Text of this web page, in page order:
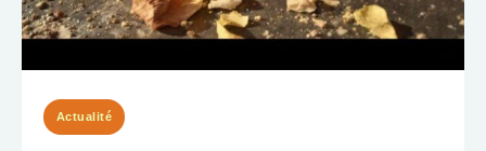
Actualité